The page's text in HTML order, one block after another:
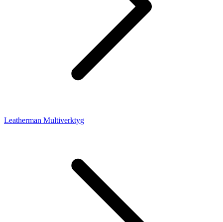
Leatherman Multiverktyg